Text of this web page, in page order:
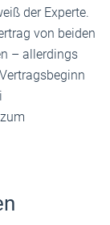
der Experte.
von beiden
– allerdings